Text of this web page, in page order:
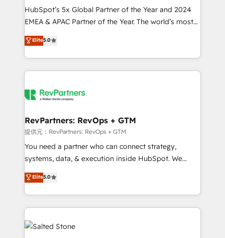
HubSpot’s 5x Global Partner of the Year and 2024
EMEA & APAC Partner of the Year. The world’s most
experienced and fully accredited HubSpot Solutions
Partner. 🚀 With 2,750+ HubSpot projects delivered
and 370+ specialists across EMEA, APAC and NAM,
we de-risk complex CRM programmes and
multi-region migrations to AI-powered automation,
scale. 🏆 HubSpot’s CEO called us “the partner of the
future.” Others agree it is proof of trust built through
measurable impact.
Elite5.0
RevPartners: RevOps + GTM
提供元：RevPartners: RevOps + GTM
You need a partner who can connect strategy,
systems, data, & execution inside HubSpot. We
bridge the gap where most agencies fall short by
combining GTM strategy with technical execution to
solve the right problem with the right solution. As the
only firm in the world to hold Elite Partner
Accreditations with both HubSpot and Clay, our
clients gain a unique advantage in CRM architecture,
Elite5.0